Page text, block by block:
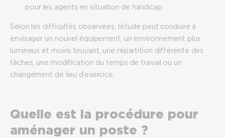
pour les agents en situation de handicap.
Selon les difficultés observées, l’étude peut conduire à
envisager un nouvel équipement, un environnement plus
lumineux et moins bruyant, une répartition différente des
tâches, une modification du temps de travail ou un
changement de lieu d’exercice.
Quelle est la procédure pour
aménager un poste ?